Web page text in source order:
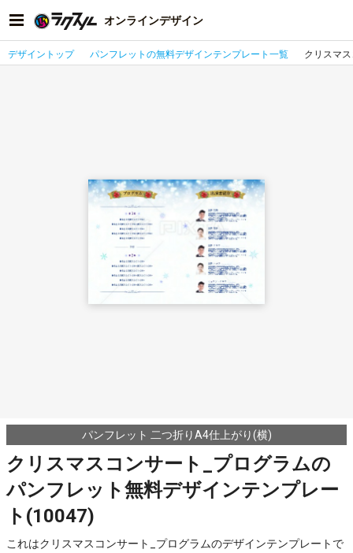
オンラインデザイン
デザイントップ パンフレットの無料デザインテンプレート一覧 クリスマ
パンフレット 二つ折りA4仕上がり(横)
クリスマスコンサート_プログラムの
パンフレット無料デザインテンプレー
ト(10047)
これはクリスマスコンサート_プログラムのデザインテンプレートで